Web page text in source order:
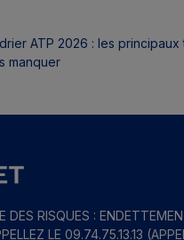
ATP 2026 : les principaux
manquer
DES RISQUES :
LE 09.74.75.13.13